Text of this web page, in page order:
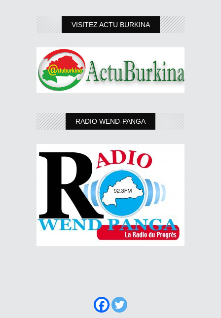
VISITEZ ACTU BURKINA
RADIO WEND-PANGA